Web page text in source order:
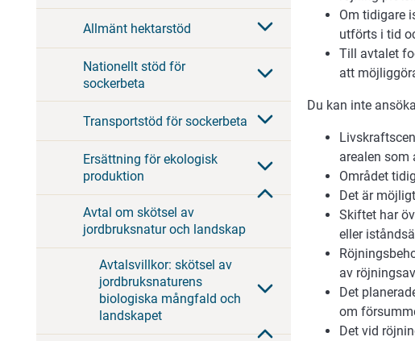
Allmänt hektarstöd
Nationellt stöd för
sockerbeta
Transportstöd för sockerbeta
Ersättning för ekologisk
produktion
Avtal om skötsel av
jordbruksnatur och landskap
Avtalsvillkor: skötsel av
jordbruksnaturens
biologiska mångfald och
landskapet
Om tidigare
utförts i tid
Till avtalet
att
Du kan inte
arealen som
Området
Det är
Skiftet har
eller
av
Det
om
Det vid